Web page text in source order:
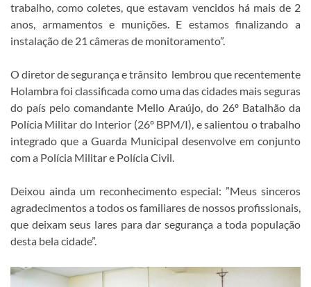
trabalho, como coletes, que estavam vencidos há mais de 2
anos, armamentos e munições. E estamos finalizando a
instalação de 21 câmeras de monitoramento”.
O diretor de segurança e trânsito lembrou que recentemente
Holambra foi classificada como uma das cidades mais seguras
do país pelo comandante Mello Araújo, do 26º Batalhão da
Polícia Militar do Interior (26º BPM/I), e salientou o trabalho
integrado que a Guarda Municipal desenvolve em conjunto
com a Polícia Militar e Polícia Civil.
Deixou ainda um reconhecimento especial: ”Meus sinceros
agradecimentos a todos os familiares de nossos profissionais,
que deixam seus lares para dar segurança a toda população
desta bela cidade”.